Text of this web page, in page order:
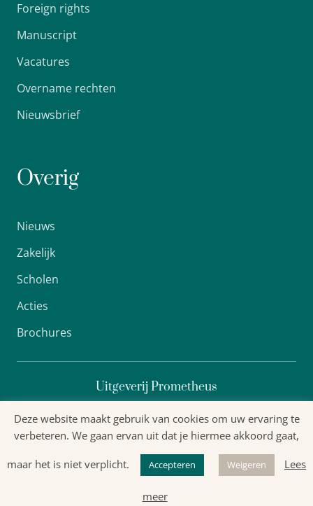
Foreign rights
Manuscript
Vacatures
Overname rechten
Nieuwsbrief
Overig
Nieuws
Zakelijk
Scholen
Acties
Brochures
Uitgeverij Prometheus
Privacyverklaring
Algemene voorwaarden
Deze website maakt gebruik van cookies om uw ervaring te
verbeteren. We gaan ervan uit dat je hiermee akkoord gaat,
maar het is niet verplicht. Accepteren Weigeren Lees
meer